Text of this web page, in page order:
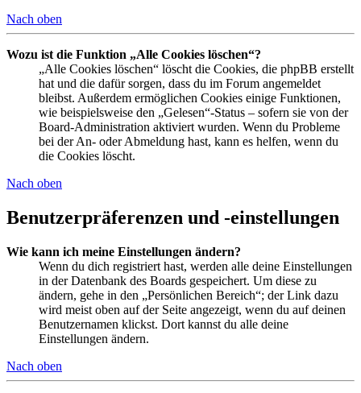
Nach oben
Wozu ist die Funktion „Alle Cookies löschen“?
„Alle Cookies löschen“ löscht die Cookies, die phpBB erstellt
hat und die dafür sorgen, dass du im Forum angemeldet
bleibst. Außerdem ermöglichen Cookies einige Funktionen,
wie beispielsweise den „Gelesen“-Status – sofern sie von der
Board-Administration aktiviert wurden. Wenn du Probleme
bei der An- oder Abmeldung hast, kann es helfen, wenn du
die Cookies löscht.
Nach oben
Benutzerpräferenzen und -einstellungen
Wie kann ich meine Einstellungen ändern?
Wenn du dich registriert hast, werden alle deine Einstellungen
in der Datenbank des Boards gespeichert. Um diese zu
ändern, gehe in den „Persönlichen Bereich“; der Link dazu
wird meist oben auf der Seite angezeigt, wenn du auf deinen
Benutzernamen klickst. Dort kannst du alle deine
Einstellungen ändern.
Nach oben